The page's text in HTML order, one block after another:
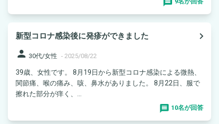
新型コロナ感染後に発疹ができました
navigate_next
person 30代/女性 - 2025/08/22
39歳、女性です。 8月19日から新型コロナ感染による微熱、
関節痛、喉の痛み、咳、鼻水がありました。 8月22日、服で
擦れた部分が痒く、...
10名が回答